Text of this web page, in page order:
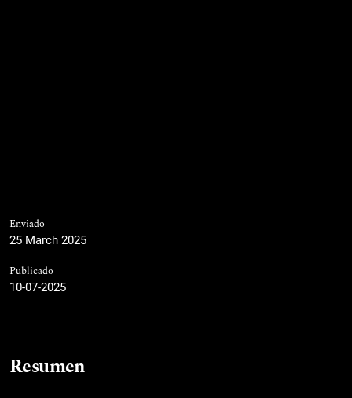
Enviado
25 March 2025
Publicado
10-07-2025
Resumen